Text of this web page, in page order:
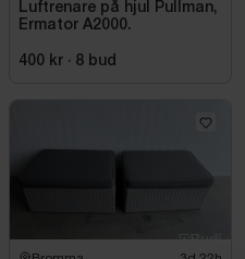
Luftrenare på hjul Pullman,
Ermator A2000.
400 kr · 8 bud